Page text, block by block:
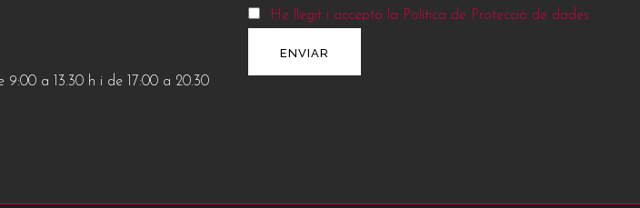
9:00 a 13.30 h i de 17:00 a 20.30
He llegit i accepto la Política de Protecció de dades